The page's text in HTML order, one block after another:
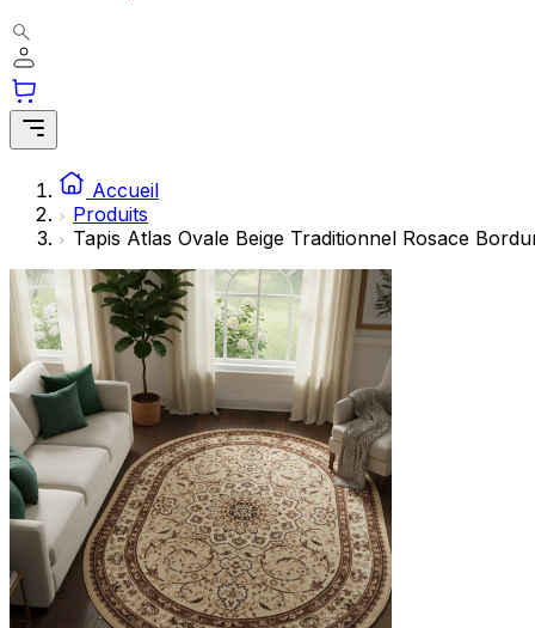
Accueil
Produits
Tapis Atlas Ovale Beige Traditionnel Rosace